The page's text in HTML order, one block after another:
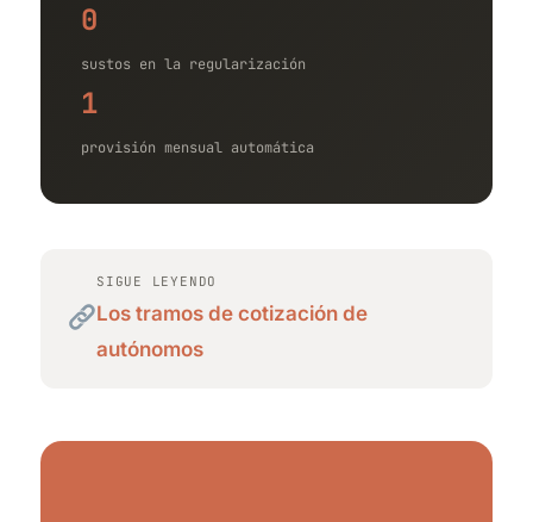
0
sustos en la regularización
1
provisión mensual automática
SIGUE LEYENDO
Los tramos de cotización de
autónomos